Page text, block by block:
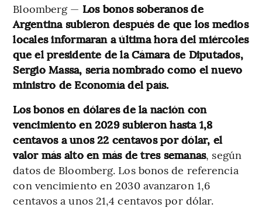
Bloomberg — Los bonos soberanos de
Argentina subieron después de que los medios
locales informaran a última hora del miércoles
que el presidente de la Cámara de Diputados,
Sergio Massa, sería nombrado como el nuevo
ministro de Economía del país.
Los bonos en dólares de la nación con
vencimiento en 2029 subieron hasta 1,8
centavos a unos 22 centavos por dólar, el
valor más alto en más de tres semanas, según
datos de Bloomberg. Los bonos de referencia
con vencimiento en 2030 avanzaron 1,6
centavos a unos 21,4 centavos por dólar.